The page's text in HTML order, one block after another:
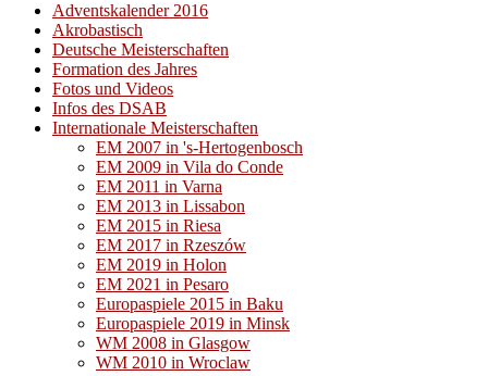
Adventskalender 2016
Akrobastisch
Deutsche Meisterschaften
Formation des Jahres
Fotos und Videos
Infos des DSAB
Internationale Meisterschaften
EM 2007 in 's-Hertogenbosch
EM 2009 in Vila do Conde
EM 2011 in Varna
EM 2013 in Lissabon
EM 2015 in Riesa
EM 2017 in Rzeszów
EM 2019 in Holon
EM 2021 in Pesaro
Europaspiele 2015 in Baku
Europaspiele 2019 in Minsk
WM 2008 in Glasgow
WM 2010 in Wroclaw